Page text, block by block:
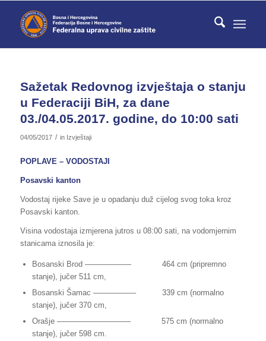
Sažetak Redovnog izvještaja o stanju
u Federaciji BiH, za dane
03./04.05.2017. godine, do 10:00 sati
04/05/2017 / in Izvještaji
POPLAVE – VODOSTAJI
Posavski kanton
Vodostaj rijeke Save je u opadanju duž cijelog svog toka kroz
Posavski kanton.
Visina vodostaja izmjerena jutros u 08:00 sati, na vodomjernim
stanicama iznosila je:
Bosanski Brod —————— 464 cm (pripremno
stanje), jučer 511 cm,
Bosanski Šamac —————– 339 cm (normalno
stanje), jučer 370 cm,
Orašje —————————– 575 cm (normalno
stanje), jučer 598 cm.